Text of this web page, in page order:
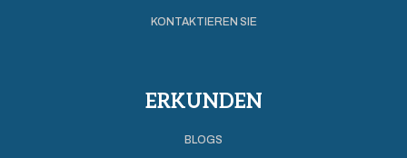
KONTAKTIEREN SIE
ERKUNDEN
BLOGS